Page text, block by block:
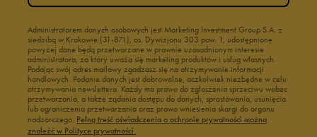
Administratorem danych osobowych jest Marketing Investment Group S.A. z
siedzibą w Krakowie (31-871), os. Dywizjonu 303 paw. 1, udostępnione
powyżej dane będą przetwarzane w prawnie uzasadnionym interesie
administratora, za który uważa się marketing produktów i usług własnych.
Podając swój adres mailowy zgadzasz się na otrzymywanie informacji
handlowych. Podanie danych jest dobrowolne, aczkolwiek niezbędne w celu
otrzymywania newslettera. Każdy ma prawo do zgłoszenia sprzeciwu wobec
przetwarzania, a także żądania dostępu do danych, sprostowania, usunięcia
lub ograniczenia przetwarzania oraz prawo wniesienia skargi do organu
nadzorczego. Pełną treść oświadczenia o ochronie prywatności można
znaleźć w Polityce prywatności.